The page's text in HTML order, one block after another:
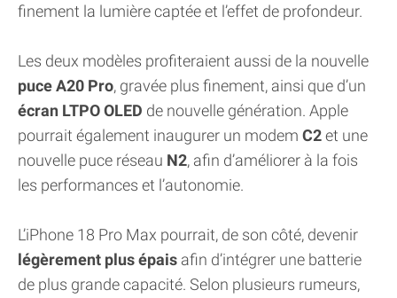
finement la lumière captée et l’effet de profondeur.
Les deux modèles profiteraient aussi de la nouvelle
puce A20 Pro, gravée plus finement, ainsi que d’un
écran LTPO OLED de nouvelle génération. Apple
pourrait également inaugurer un modem C2et une
nouvelle puce réseau N2, afin d’améliorer à la fois
les performances et l’autonomie.
L’iPhone 18 Pro Max pourrait, de son côté, devenir
légèrement plus épais afin d’intégrer une batterie
de plus grande capacité. Selon plusieurs rumeurs,